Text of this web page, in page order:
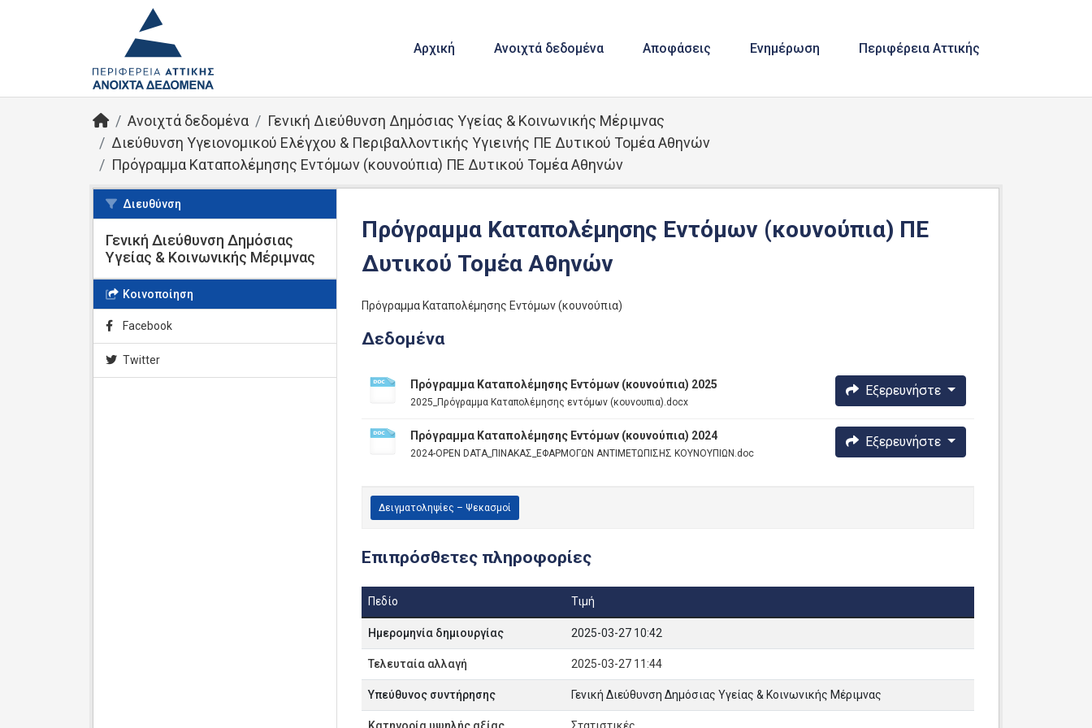
Αρχική Ανοιχτά δεδομένα Αποφάσεις Ενημέρωση Περιφέρεια Αττικής
Ανοιχτά δεδομένα
Γενική Διεύθυνση Δημόσιας Υγείας & Κοινωνικής Μέριμνας
Διεύθυνση Υγειονομικού Ελέγχου & Περιβαλλοντικής Υγιεινής ΠΕ Δυτικού Τομέα Αθηνών
Πρόγραμμα Καταπολέμησης Εντόμων (κουνούπια) ΠΕ Δυτικού Τομέα Αθηνών
Διευθύνση
Γενική Διεύθυνση Δημόσιας
Υγείας & Κοινωνικής Μέριμνας
Κοινοποίηση
Facebook
Twitter
Πρόγραμμα Καταπολέμησης Εντόμων (κουνούπια) ΠΕ
Δυτικού Τομέα Αθηνών
Πρόγραμμα Καταπολέμησης Εντόμων (κουνούπια)
Δεδομένα
Πρόγραμμα Καταπολέμησης Εντόμων (κουνούπια) 2025
2025_Πρόγραμμα Καταπολέμησης εντόμων (κουνουπια).docx
Εξερευνήστε
Πρόγραμμα Καταπολέμησης Εντόμων (κουνούπια) 2024
2024-OPEN DATA_ΠΙΝΑΚΑΣ_ΕΦΑΡΜΟΓΩΝ ΑΝΤΙΜΕΤΩΠΙΣΗΣ ΚΟΥΝΟΥΠΙΩΝ.doc
Εξερευνήστε
Δειγματοληψίες – Ψεκασμοί
Επιπρόσθετες πληροφορίες
Πεδίο Τιμή
Ημερομηνία δημιουργίας 2025-03-27 10:42
Τελευταία αλλαγή 2025-03-27 11:44
Υπεύθυνος συντήρησης Γενική Διεύθυνση Δημόσιας Υγείας & Κοινωνικής Μέριμνας